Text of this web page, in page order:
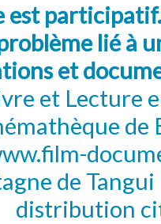
est
lié à
et
et Lecture
de
de
distribution